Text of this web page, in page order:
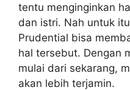
tentu menginginkan
dan istri. Nah untuk
Prudential bisa
hal tersebut. Dengan
mulai dari sekarang,
akan lebih terjamin.